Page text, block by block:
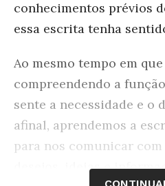
conhecimentos prévios
essa escrita tenha
Ao mesmo tempo em
compreendendo a
sente a necessidade e o
afinal, aprendemos a
para nos comunicar
desejos, ideias e